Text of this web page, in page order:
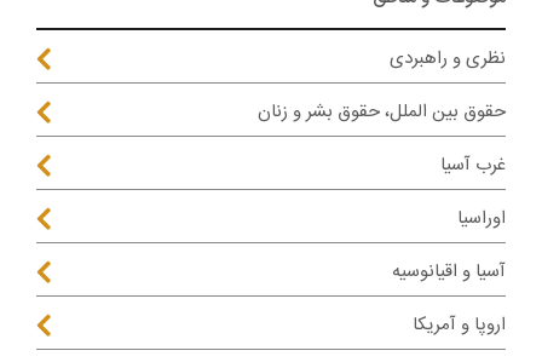
نظری و راهبردی
حقوق بین الملل، حقوق بشر و زنان
غرب آسیا
اوراسیا
آسیا و اقیانوسیه
اروپا و آمریکا